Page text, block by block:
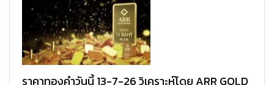
ราคาทองคำวันนี้ 13-7-26 วิเคราะห์โดย ARR GOLD